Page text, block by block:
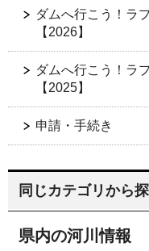
ダムへ行こう！ラ
【2026】
ダムへ行こう！ラ
【2025】
申請・手続き
同じカテゴリから
県内の河川情報